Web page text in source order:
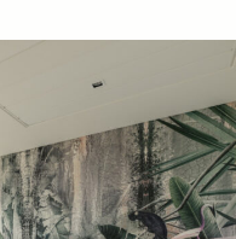
na 37 piętrze
– jednej z najbardziej
lokalizacji
mieszkania: